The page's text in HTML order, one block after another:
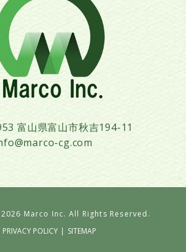
富山県富山市秋吉194-11
cg.com
2026 Marco Inc. All Rights Reserved.
PRIVACY POLICY| SITEMAP